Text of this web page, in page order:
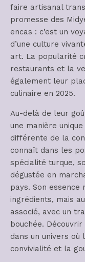
faire artisanal
promesse des
encas : c’est un
d’une culture
art. La popularité
restaurants et la
également leur
culinaire en 2025.
Au-delà de leur
une manière
différente de la
connaît dans les
spécialité turque,
dégustée en
pays. Son essence
ingrédients, mais
associé, avec un
bouchée. Découvrir
dans un univers où
convivialité et la